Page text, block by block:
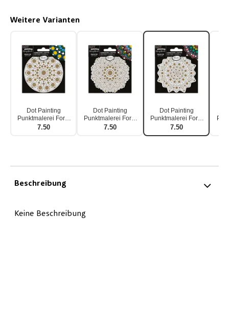
Weitere Varianten
Dot Painting
Punktmalerei Form
& Schablone 10cm
7.50
Dot Painting
Punktmalerei Form
& Schablone
7.50
Dot Painting
Punktmalerei Form
& Schablone Stern
7.50
Beschreibung
Keine Beschreibung